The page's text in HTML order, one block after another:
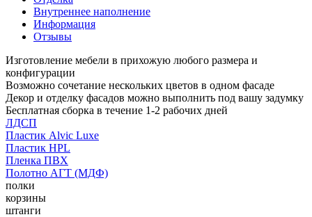
Внутреннее наполнение
Информация
Отзывы
Изготовление мебели в прихожую любого размера и
конфигурации
Возможно сочетание нескольких цветов в одном фасаде
Декор и отделку фасадов можно выполнить под вашу задумку
Бесплатная сборка в течение 1-2 рабочих дней
ЛДСП
Пластик Alvic Luxe
Пластик HPL
Пленка ПВХ
Полотно АГТ (МДФ)
полки
корзины
штанги